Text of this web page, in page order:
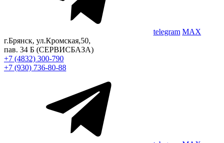
telegram MAX
г.Брянск, ул.Кромская,50,
пав. 34 Б (СЕРВИСБАЗА)
+7 (4832) 300-790
+7 (930) 736-80-88